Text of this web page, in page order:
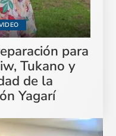
para
Tukano y
de la
Yagarí